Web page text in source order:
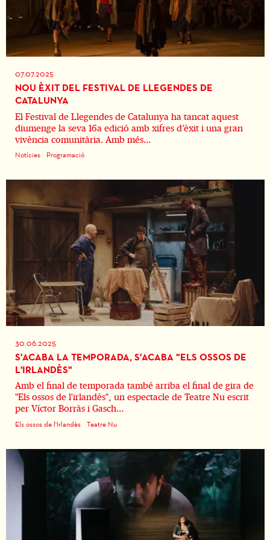
07.07.2025
NOU ÈXIT DEL FESTIVAL DE LLEGENDES DE
CATALUNYA
El Festival de Llegendes de Catalunya ha tancat aquest
diumenge la seva 16a edició amb xifres d’èxit i una gran
vivència comunitària. Amb més...
Notícies Programació
30.06.2025
S'ACABA LA TEMPORADA, S'ACABA "ELS OSSOS DE
L'IRLANDÈS"
Amb el final de temporada també arriba el final de gira de
"Els ossos de l'irlandès", un espectacle de Teatre Nu escrit
per Víctor Borràs i Gasch...
Els ossos de l'Irlandès Teatre Nu